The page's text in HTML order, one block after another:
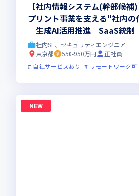
【社内情報システム(幹部候
プリント事業を支える"社内の
｜生成AI活用推進｜SaaS統制
｜将来の情シス幹部を目指せる
イブリッド勤務
社内SE、セキュリティエンジニア
東京都
550-950万円
正社員
自社サービスあり
リモートワーク可
NEW